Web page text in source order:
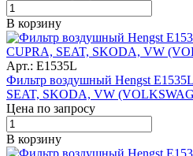
В корзину
Арт.: E1535L
Фильтр воздушный Hengst
SEAT, SKODA, VW
Цена по запросу
В корзину